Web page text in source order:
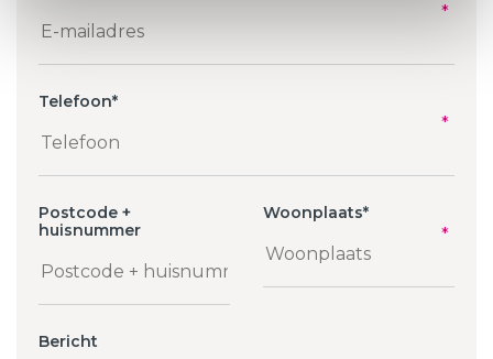
Telefoon*
Postcode +
huisnummer
Woonplaats*
Bericht